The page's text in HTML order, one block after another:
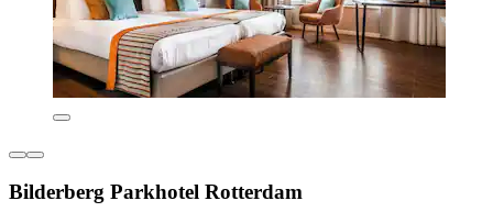
Bilderberg Parkhotel Rotterdam